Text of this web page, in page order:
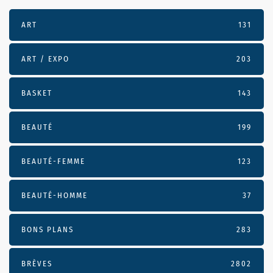
ART 131
ART / EXPO 203
BASKET 143
BEAUTÉ 199
BEAUTÉ-FEMME 123
BEAUTÉ-HOMME 37
BONS PLANS 283
BRÈVES 2802